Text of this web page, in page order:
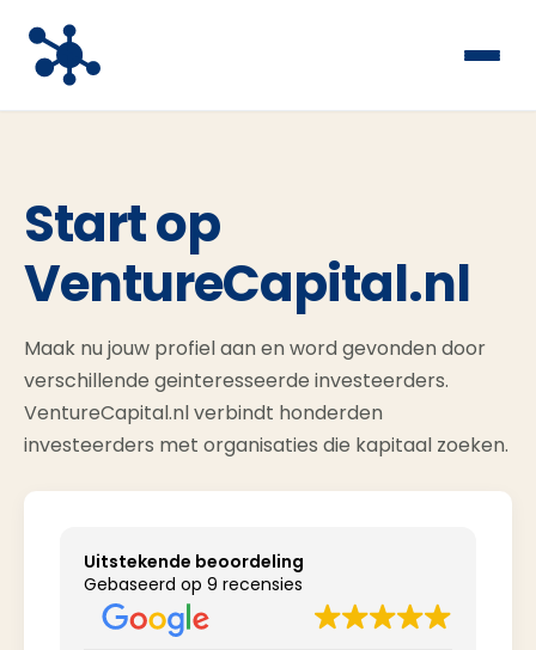
Start op
VentureCapital.nl
Maak nu jouw profiel aan en word gevonden door
verschillende geinteresseerde investeerders.
VentureCapital.nl verbindt honderden
investeerders met organisaties die kapitaal zoeken.
Uitstekende beoordeling
Gebaseerd op 9 recensies